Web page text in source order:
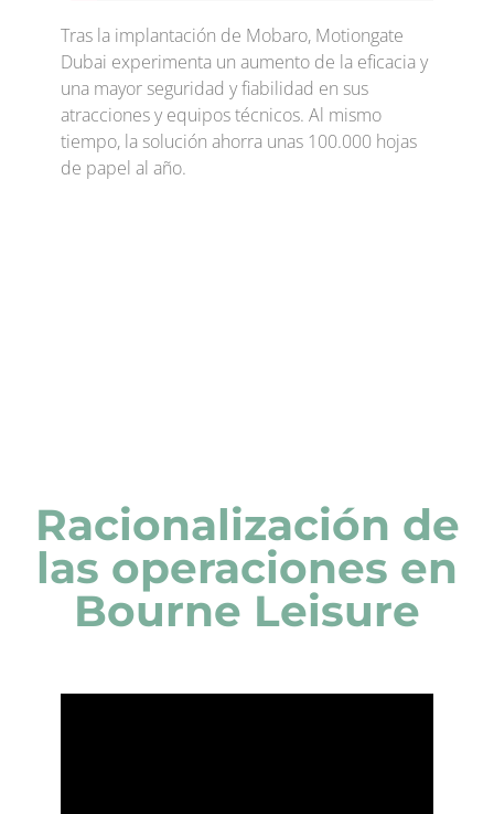
Tras la implantación de Mobaro, Motiongate
Dubai experimenta un aumento de la eficacia y
una mayor seguridad y fiabilidad en sus
atracciones y equipos técnicos. Al mismo
tiempo, la solución ahorra unas 100.000 hojas
de papel al año.
Racionalización de
las operaciones en
Bourne Leisure